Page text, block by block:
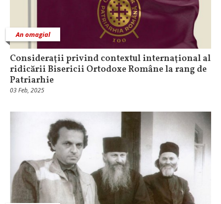
An omagial
Consideraţii privind contextul internaţional al
ridicării Bisericii Ortodoxe Române la rang de
Patriarhie
03 Feb, 2025